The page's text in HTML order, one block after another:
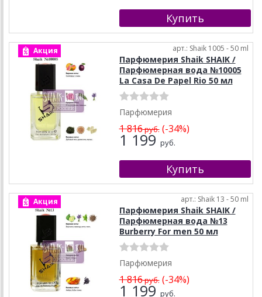
Акция арт.: Shaik 1005 - 50 ml
Парфюмерия Shaik SHAIK /
Парфюмерная вода №10005
La Casa De Papel Rio 50 мл
Парфюмерия
1 816руб.(-34%)
1 199 руб.
Акция арт.: Shaik 13 - 50 ml
Парфюмерия Shaik SHAIK /
Парфюмерная вода №13
Burberry For men 50 мл
Парфюмерия
1 816руб.(-34%)
1 199 руб.